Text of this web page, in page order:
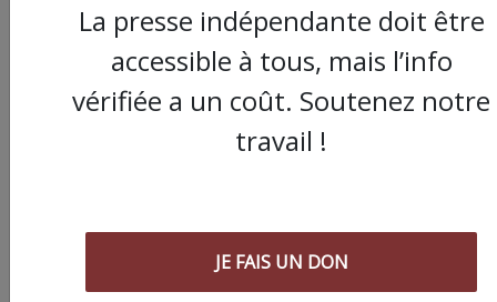
Chronique " Gaza
du cessez-le-feu à la
réingénierie de la
La presse indépendante doit être
accessible à tous, mais l’info
vérifiée a un coût. Soutenez notre
travail !
JE FAIS UN DON